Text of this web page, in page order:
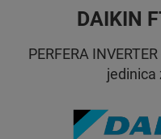
DAIKIN
PERFERA
jedinica